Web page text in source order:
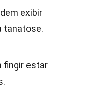
exibir
tanatose.
fingir estar